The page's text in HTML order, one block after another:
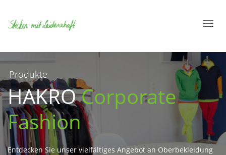
Produkte
HAKROCorporate
Fashion
Entdecken Sie unser vielfältiges Angebot an Oberbekleidung